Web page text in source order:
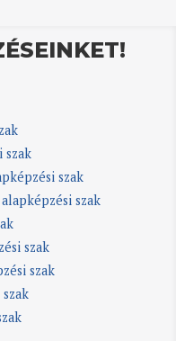
szak
szak
szak
szak
szak